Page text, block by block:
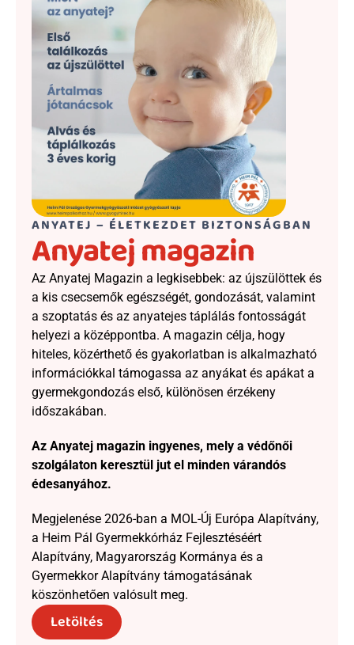
ANYATEJ – ÉLETKEZDET BIZTONSÁGBAN
Anyatej magazin
Az Anyatej Magazin a legkisebbek: az újszülöttek és
a kis csecsemők egészségét, gondozását, valamint
a szoptatás és az anyatejes táplálás fontosságát
helyezi a középpontba. A magazin célja, hogy
hiteles, közérthető és gyakorlatban is alkalmazható
információkkal támogassa az anyákat és apákat a
gyermekgondozás első, különösen érzékeny
időszakában.
Az Anyatej magazin ingyenes, mely a védőnői
szolgálaton keresztül jut el minden várandós
édesanyához.
Megjelenése 2026-ban a MOL-Új Európa Alapítvány,
a Heim Pál Gyermekkórház Fejlesztéséért
Alapítvány, Magyarország Kormánya és a
Gyermekkor Alapítvány támogatásának
köszönhetően valósult meg.
Letöltés